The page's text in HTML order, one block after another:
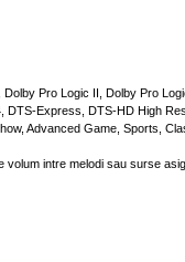
Pro Logic II, Dolby Pro
Express, DTS-HD High
Advanced Game, Sports,
intre melodi sau surse